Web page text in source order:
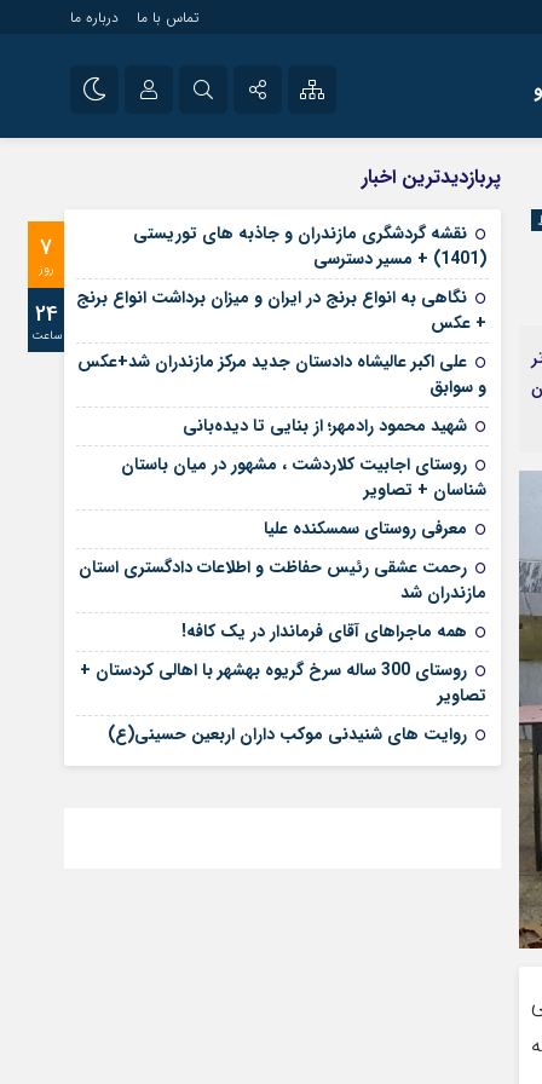
تماس با ما درباره ما
آپارات
رمز عبور
مرا به خاطر بسپار
راه اندازی سایت و
سایت های خبری و
پربازدیدترین اخبار
7
روز
24
ساعت
نقشه گردشگری مازندران و جاذبه های توریستی
(1401) + مسیر دسترسی
نگاهی به انواع برنج در ایران و میزان برداشت انواع برنج
+ عکس
علی‌ اکبر عالیشاه دادستان جدید مرکز مازندران شد+عکس
و سوابق
شهید محمود رادمهر؛ از بنایی تا دیده‌بانی
روستای اجابیت کلاردشت ، مشهور در میان باستان
شناسان + تصاویر
معرفی روستای سمسکنده علیا
رحمت عشقی رئیس حفاظت و اطلاعات دادگستری استان
مازندران شد
همه ماجراهای آقای فرماندار در یک کافه!
روستای 300 ساله سرخ ‌گریوه بهشهر با اهالی کردستان +
تصاویر
روایت های شنیدنی موکب داران اربعین حسینی(ع)